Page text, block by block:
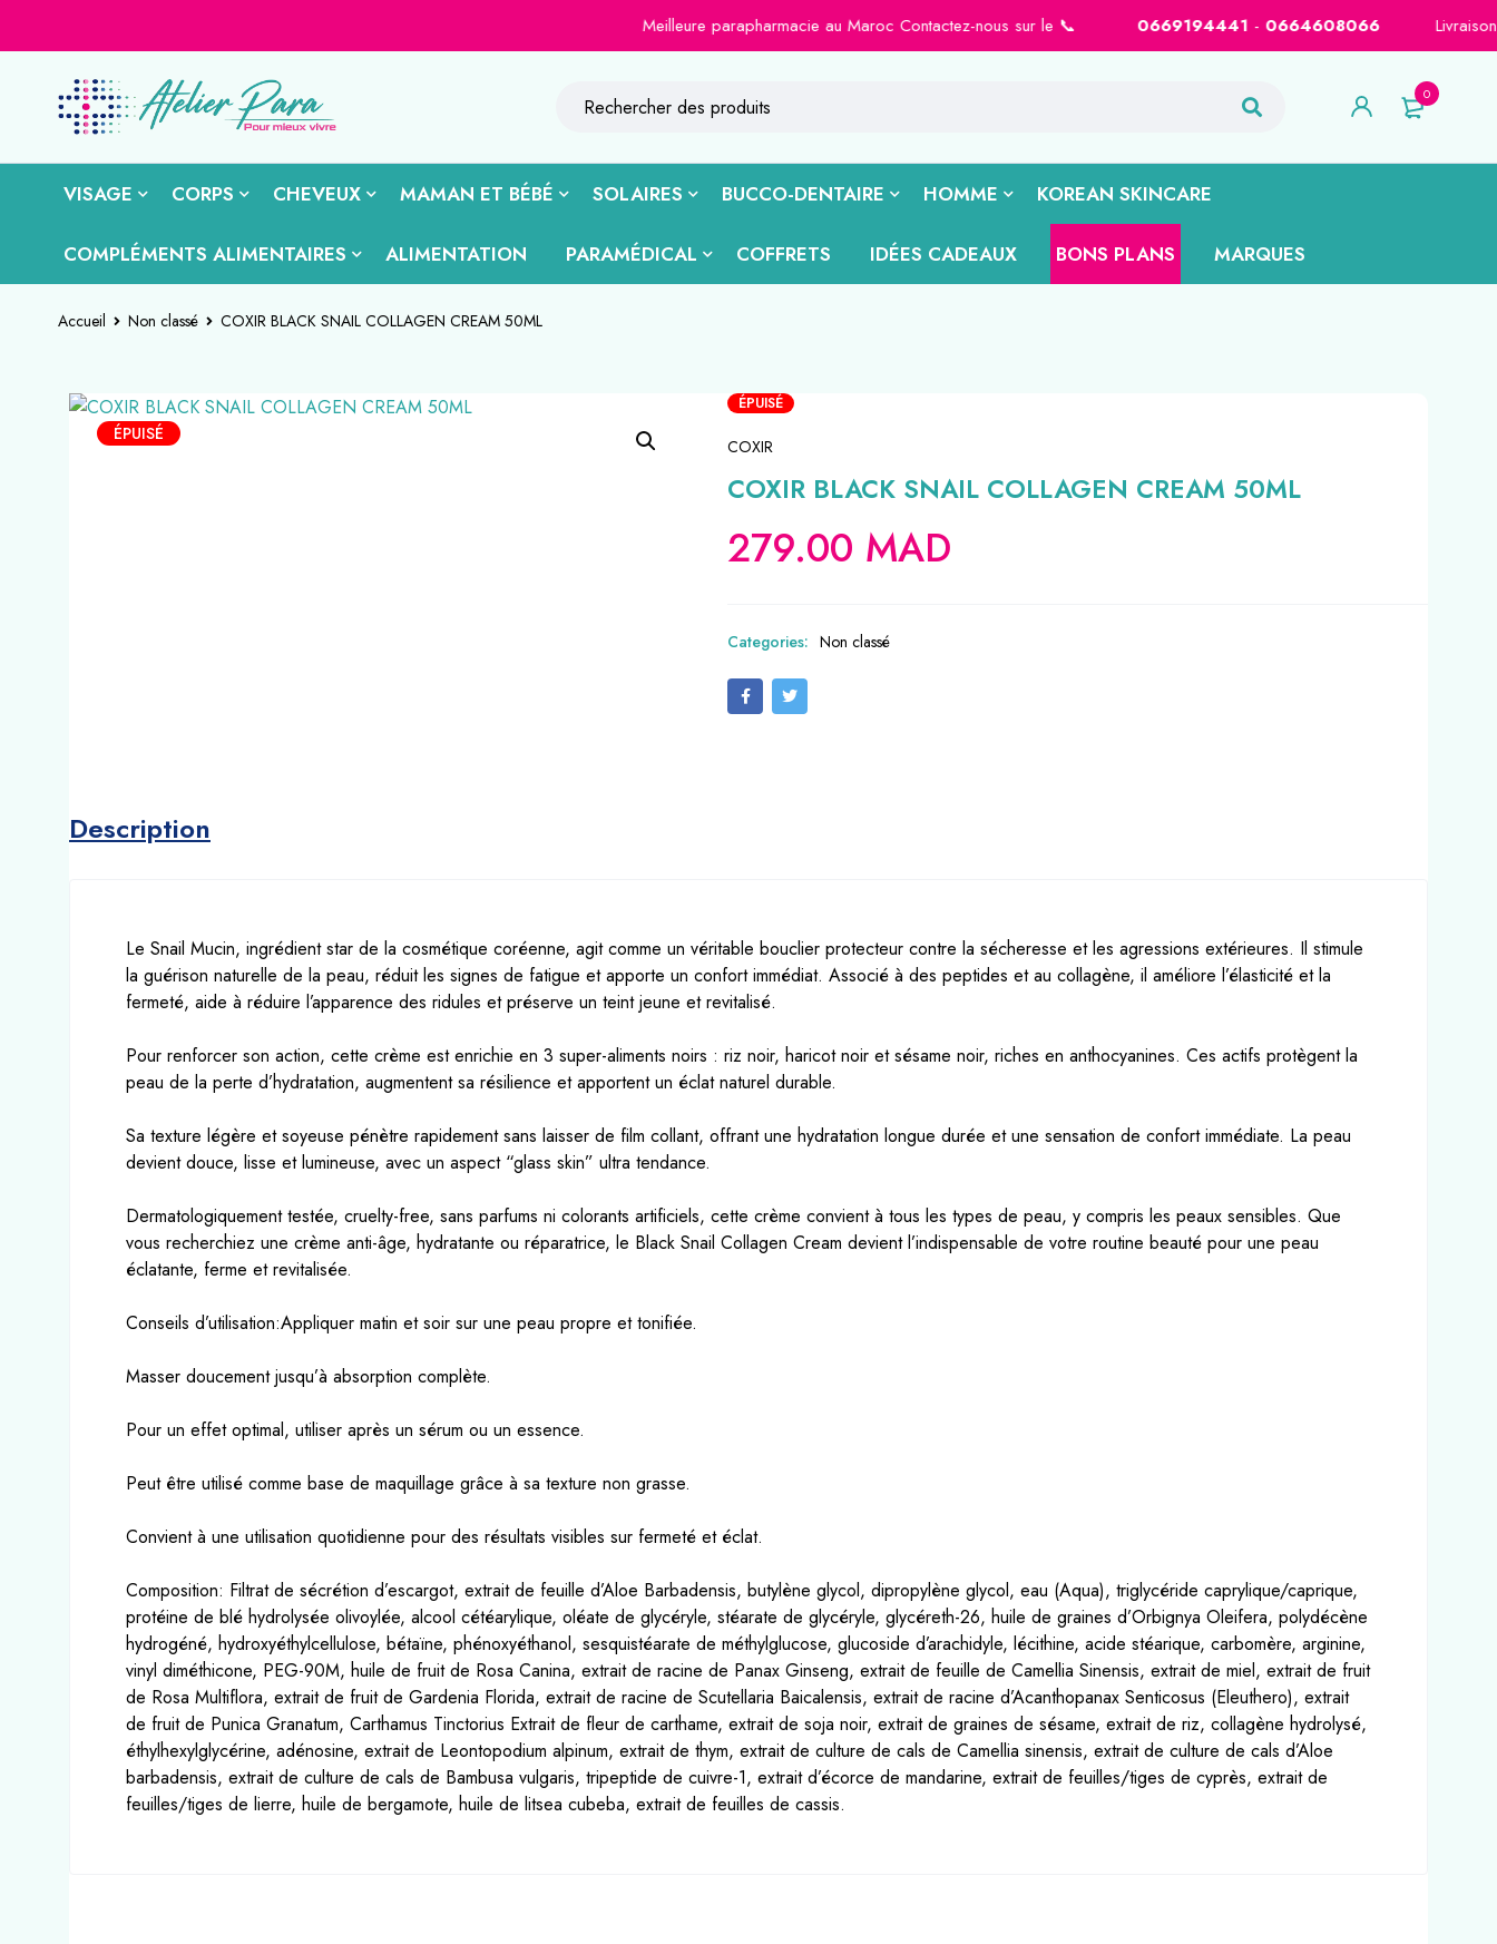
Meilleure parapharmacie au Maroc Contactez-nous sur le 📞0669194441 0664608066Livraison gratuite sur
0
VISAGE CORPS CHEVEUX MAMAN ET BÉBÉ SOLAIRES BUCCO-DENTAIRE HOMME KOREAN SKINCARE
COMPLÉMENTS ALIMENTAIRES ALIMENTATION PARAMÉDICAL COFFRETS IDÉES CADEAUX BONS PLANS MARQUES
Accueil Non classé COXIR BLACK SNAIL COLLAGEN CREAM 50ML
ÉPUISÉ
ÉPUISÉ
COXIR
COXIR BLACK SNAIL COLLAGEN CREAM 50ML
279.00 MAD
Categories: Non classé
Description
Le Snail Mucin, ingrédient star de la cosmétique coréenne, agit comme un véritable bouclier protecteur contre la sécheresse et les agressions extérieures. Il stimule
la guérison naturelle de la peau, réduit les signes de fatigue et apporte un confort immédiat. Associé à des peptides et au collagène, il améliore l’élasticité et la
fermeté, aide à réduire l’apparence des ridules et préserve un teint jeune et revitalisé.
Pour renforcer son action, cette crème est enrichie en 3 super-aliments noirs : riz noir, haricot noir et sésame noir, riches en anthocyanines. Ces actifs protègent la
peau de la perte d’hydratation, augmentent sa résilience et apportent un éclat naturel durable.
Sa texture légère et soyeuse pénètre rapidement sans laisser de film collant, offrant une hydratation longue durée et une sensation de confort immédiate. La peau
devient douce, lisse et lumineuse, avec un aspect “glass skin” ultra tendance.
Dermatologiquement testée, cruelty-free, sans parfums ni colorants artificiels, cette crème convient à tous les types de peau, y compris les peaux sensibles. Que
vous recherchiez une crème anti-âge, hydratante ou réparatrice, le Black Snail Collagen Cream devient l’indispensable de votre routine beauté pour une peau
éclatante, ferme et revitalisée.
Conseils d’utilisation:Appliquer matin et soir sur une peau propre et tonifiée.
Masser doucement jusqu’à absorption complète.
Pour un effet optimal, utiliser après un sérum ou un essence.
Peut être utilisé comme base de maquillage grâce à sa texture non grasse.
Convient à une utilisation quotidienne pour des résultats visibles sur fermeté et éclat.
Composition: Filtrat de sécrétion d’escargot, extrait de feuille d’Aloe Barbadensis, butylène glycol, dipropylène glycol, eau (Aqua), triglycéride caprylique/caprique,
protéine de blé hydrolysée olivoylée, alcool cétéarylique, oléate de glycéryle, stéarate de glycéryle, glycéreth-26, huile de graines d’Orbignya Oleifera, polydécène
hydrogéné, hydroxyéthylcellulose, bétaïne, phénoxyéthanol, sesquistéarate de méthylglucose, glucoside d’arachidyle, lécithine, acide stéarique, carbomère, arginine,
vinyl diméthicone, PEG-90M, huile de fruit de Rosa Canina, extrait de racine de Panax Ginseng, extrait de feuille de Camellia Sinensis, extrait de miel, extrait de fruit
de Rosa Multiflora, extrait de fruit de Gardenia Florida, extrait de racine de Scutellaria Baicalensis, extrait de racine d’Acanthopanax Senticosus (Eleuthero), extrait
de fruit de Punica Granatum, Carthamus Tinctorius Extrait de fleur de carthame, extrait de soja noir, extrait de graines de sésame, extrait de riz, collagène hydrolysé,
éthylhexylglycérine, adénosine, extrait de Leontopodium alpinum, extrait de thym, extrait de culture de cals de Camellia sinensis, extrait de culture de cals d’Aloe
barbadensis, extrait de culture de cals de Bambusa vulgaris, tripeptide de cuivre-1, extrait d’écorce de mandarine, extrait de feuilles/tiges de cyprès, extrait de
feuilles/tiges de lierre, huile de bergamote, huile de litsea cubeba, extrait de feuilles de cassis.